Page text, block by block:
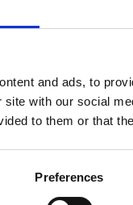
and ads, to
site with our social
to them or that
Preferences